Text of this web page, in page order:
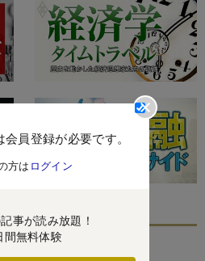
員登録が必要です。
方は ログイン
事が読み放題！
間無料体験
におすすめ